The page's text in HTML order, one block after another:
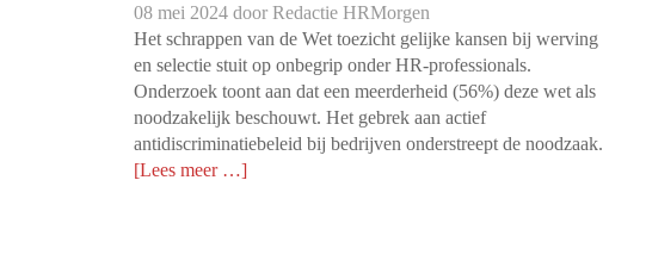
08 mei 2024 door Redactie HRMorgen
Het schrappen van de Wet toezicht gelijke kansen bij werving
en selectie stuit op onbegrip onder HR-professionals.
Onderzoek toont aan dat een meerderheid (56%) deze wet als
noodzakelijk beschouwt. Het gebrek aan actief
antidiscriminatiebeleid bij bedrijven onderstreept de noodzaak.
[Lees meer …]